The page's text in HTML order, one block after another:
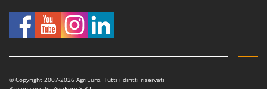
Zodiac
Zomax
© Copyright 2007-2026 AgriEuro. Tutti i diritti riservati